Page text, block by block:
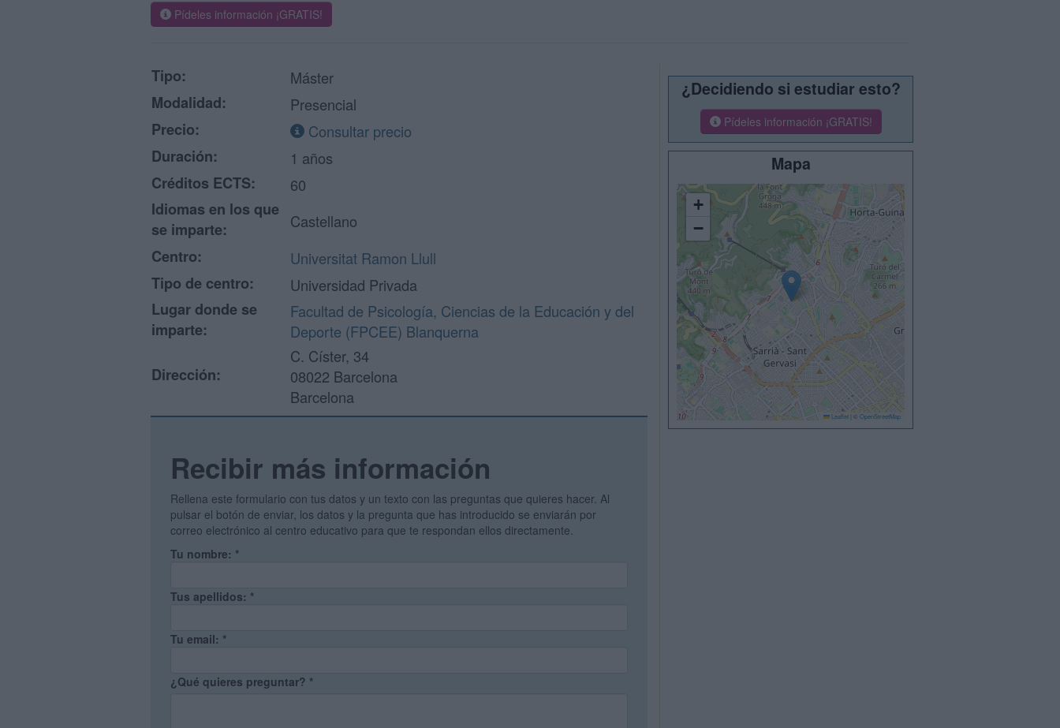
Pídeles información ¡GRATIS!
Tipo:
Máster
Modalidad:
Presencial
Precio:
Consultar precio
Duración:
1 años
Créditos ECTS:
60
Idiomas en los que
se imparte:
Castellano
Centro:
Universitat Ramon Llull
Tipo de centro:
Universidad Privada
Lugar donde se
imparte:
Facultad de Psicología, Ciencias de la Educación y del
Deporte (FPCEE) Blanquerna
Dirección:
C. Císter, 34
08022 Barcelona
Barcelona
Recibir más información
Rellena este formulario con tus datos y un texto con las preguntas que quieres hacer. Al
pulsar el botón de enviar, los datos y la pregunta que has introducido se enviarán por
correo electrónico al centro educativo para que te respondan ellos directamente.
Tu nombre: *
Tus apellidos: *
Tu email: *
¿Qué quieres preguntar? *
¿Decidiendo si estudiar esto?
Pídeles información ¡GRATIS!
Mapa
+
−
Leaflet © OpenStreetMap